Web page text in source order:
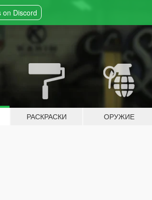
on Discord
РАСКРАСКИ ОРУЖИЕ